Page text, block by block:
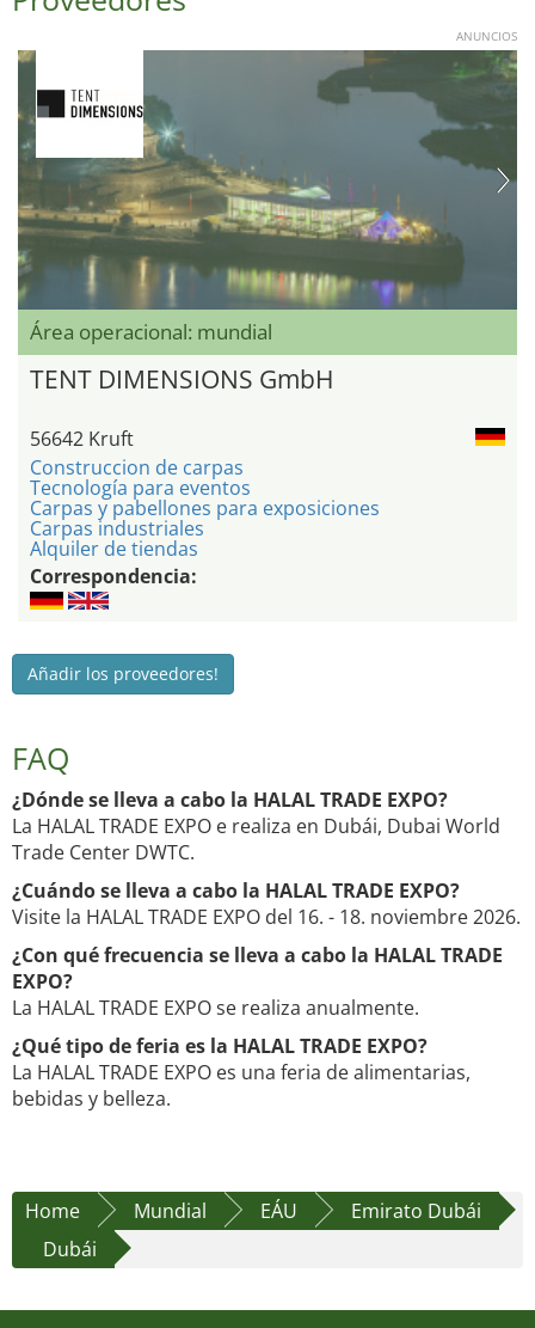
ANUNCIOS
Área operacional: mundial
TENT DIMENSIONS GmbH
56642 Kruft
Construccion de carpas
Tecnología para eventos
Carpas y pabellones para exposiciones
Carpas industriales
Alquiler de tiendas
Correspondencia:
Añadir los proveedores!
FAQ
¿Dónde se lleva a cabo la HALAL TRADE EXPO?
La HALAL TRADE EXPO e realiza en Dubái, Dubai World
Trade Center DWTC.
¿Cuándo se lleva a cabo la HALAL TRADE EXPO?
Visite la HALAL TRADE EXPO del 16. - 18. noviembre 2026.
¿Con qué frecuencia se lleva a cabo la HALAL TRADE
EXPO?
La HALAL TRADE EXPO se realiza anualmente.
¿Qué tipo de feria es la HALAL TRADE EXPO?
La HALAL TRADE EXPO es una feria de alimentarias,
bebidas y belleza.
Home Mundial EÁU
Emirato Dubái
Dubái